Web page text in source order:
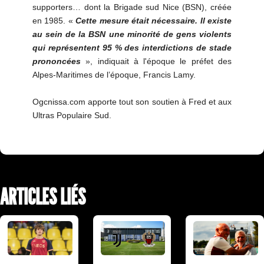
supporters… dont la Brigade sud Nice (BSN), créée
en 1985. «Cette mesure était nécessaire. Il existe
au sein de la BSN une minorité de gens violents
qui représentent 95 % des interdictions de stade
prononcées », indiquait à l'époque le préfet des
Alpes-Maritimes de l’époque, Francis Lamy.
Ogcnissa.com apporte tout son soutien à Fred et aux
Ultras Populaire Sud.
ARTICLES LIÉS